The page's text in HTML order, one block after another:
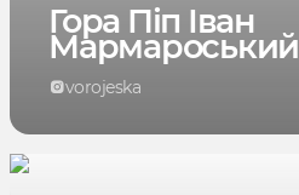
Гора Піп Іван
Мармароський
vorojeska